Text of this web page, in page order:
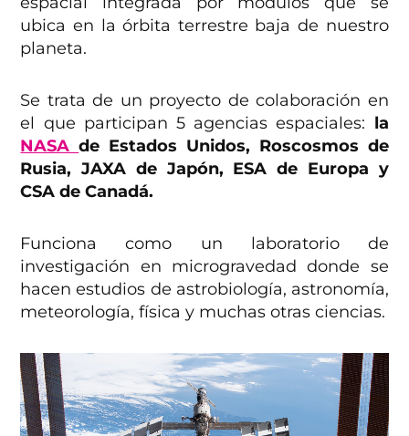
ubica en la órbita terrestre baja de nuestro
planeta.
Se trata de un proyecto de colaboración en
el que participan 5 agencias espaciales: la
NASAde Estados Unidos, Roscosmos de
Rusia, JAXA de Japón, ESA de Europa y
CSA de Canadá.
Funciona como un laboratorio de
investigación en microgravedad donde se
hacen estudios de astrobiología, astronomía,
meteorología, física y muchas otras ciencias.